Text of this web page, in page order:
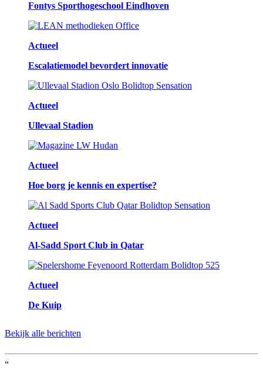
Fontys Sporthogeschool Eindhoven
Actueel
Escalatiemodel bevordert innovatie
Actueel
Ullevaal Stadion
Actueel
Hoe borg je kennis en expertise?
Actueel
Al-Sadd Sport Club in Qatar
Actueel
De Kuip
Bekijk alle berichten
“